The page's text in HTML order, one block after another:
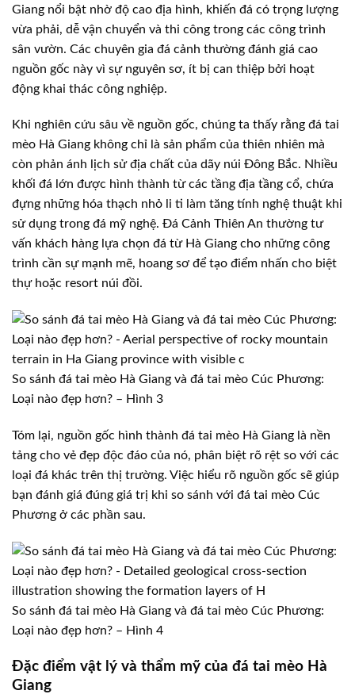
Giang nổi bật nhờ độ cao địa hình, khiến đá có trọng lượng
vừa phải, dễ vận chuyển và thi công trong các công trình
sân vườn. Các chuyên gia đá cảnh thường đánh giá cao
nguồn gốc này vì sự nguyên sơ, ít bị can thiệp bởi hoạt
động khai thác công nghiệp.
Khi nghiên cứu sâu về nguồn gốc, chúng ta thấy rằng đá tai
mèo Hà Giang không chỉ là sản phẩm của thiên nhiên mà
còn phản ánh lịch sử địa chất của dãy núi Đông Bắc. Nhiều
khối đá lớn được hình thành từ các tầng địa tầng cổ, chứa
đựng những hóa thạch nhỏ li ti làm tăng tính nghệ thuật khi
sử dụng trong đá mỹ nghệ. Đá Cảnh Thiên An thường tư
vấn khách hàng lựa chọn đá từ Hà Giang cho những công
trình cần sự mạnh mẽ, hoang sơ để tạo điểm nhấn cho biệt
thự hoặc resort núi đồi.
So sánh đá tai mèo Hà Giang và đá tai mèo Cúc Phương:
Loại nào đẹp hơn? – Hình 3
Tóm lại, nguồn gốc hình thành đá tai mèo Hà Giang là nền
tảng cho vẻ đẹp độc đáo của nó, phân biệt rõ rệt so với các
loại đá khác trên thị trường. Việc hiểu rõ nguồn gốc sẽ giúp
bạn đánh giá đúng giá trị khi so sánh với đá tai mèo Cúc
Phương ở các phần sau.
So sánh đá tai mèo Hà Giang và đá tai mèo Cúc Phương:
Loại nào đẹp hơn? – Hình 4
Đặc điểm vật lý và thẩm mỹ của đá tai mèo Hà
Giang